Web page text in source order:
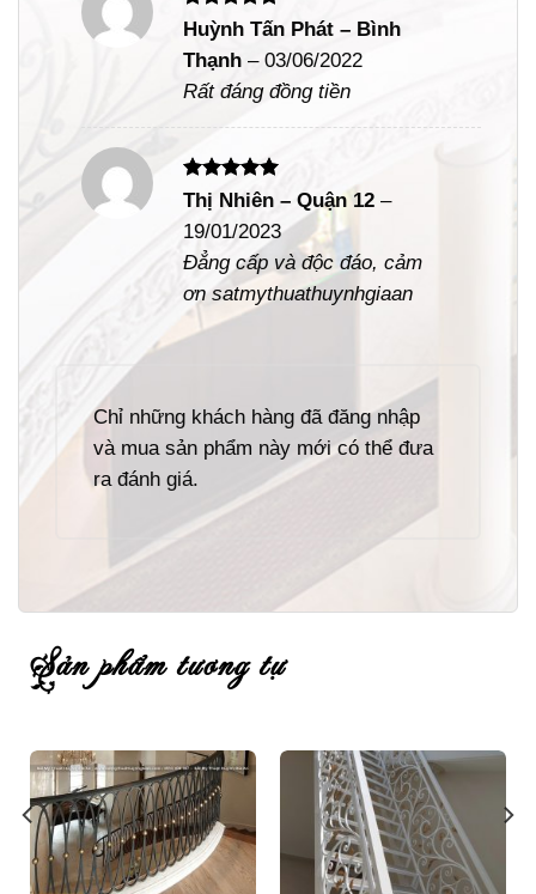
Được xếp
hạng
sao
Huỳnh Tấn Phát – Bình
Thạnh– 03/06/2022
Rất đáng đồng tiền
Được xếp
hạng
sao
Thị Nhiên – Quận 12–
19/01/2023
Đẳng cấp và độc đáo, cảm
ơn satmythuathuynhgiaan
Chỉ những khách hàng đã đăng nhập
và mua sản phẩm này mới có thể đưa
ra đánh giá.
sản phẩm tương tự